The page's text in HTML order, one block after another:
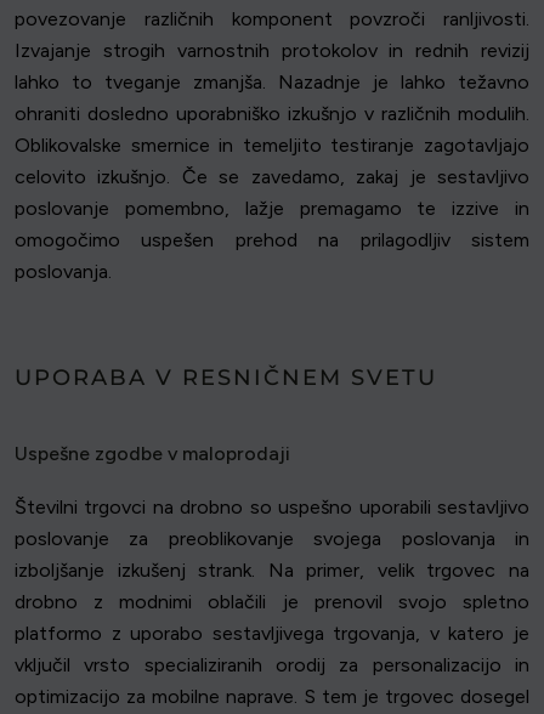
povezovanje različnih komponent povzroči ranljivosti.
Izvajanje strogih varnostnih protokolov in rednih revizij
lahko to tveganje zmanjša. Nazadnje je lahko težavno
ohraniti dosledno uporabniško izkušnjo v različnih modulih.
Oblikovalske smernice in temeljito testiranje zagotavljajo
celovito izkušnjo. Če se zavedamo, zakaj je sestavljivo
poslovanje pomembno, lažje premagamo te izzive in
omogočimo uspešen prehod na prilagodljiv sistem
poslovanja.
UPORABA V RESNIČNEM SVETU
Uspešne zgodbe v maloprodaji
Številni trgovci na drobno so uspešno uporabili sestavljivo
poslovanje za preoblikovanje svojega poslovanja in
izboljšanje izkušenj strank. Na primer, velik trgovec na
drobno z modnimi oblačili je prenovil svojo spletno
platformo z uporabo sestavljivega trgovanja, v katero je
vključil vrsto specializiranih orodij za personalizacijo in
optimizacijo za mobilne naprave. S tem je trgovec dosegel